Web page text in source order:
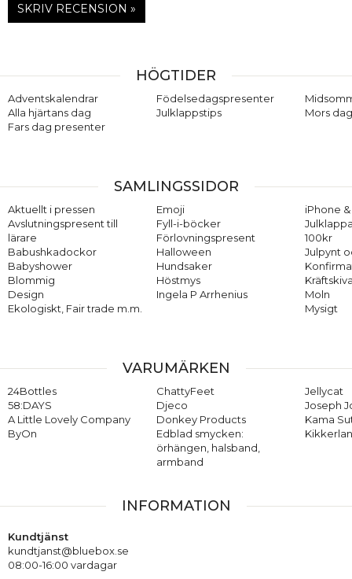
SKRIV RECENSION »
HÖGTIDER
Adventskalendrar
Alla hjärtans dag
Fars dag presenter
Födelsedagspresenter
Julklappstips
Mors
SAMLINGSSIDOR
Aktuellt i pressen
Avslutningspresent till
lärare
Babushkadockor
Babyshower
Blommig
Design
Ekologiskt, Fair trade m.m.
Emoji
Fyll-i-böcker
Förlovningspresent
Halloween
Hundsaker
Höstmys
Ingela P Arrhenius
iPhone
100kr
Julpynt
Moln
Mysigt
VARUMÄRKEN
24Bottles
58:DAYS
A Little Lovely Company
ByOn
ChattyFeet
Djeco
Donkey Products
Edblad smycken:
örhängen, halsband,
armband
Jellycat
Joseph
Kama
INFORMATION
Kundtjänst
kundtjanst@bluebox.se
08:00-16:00 vardagar